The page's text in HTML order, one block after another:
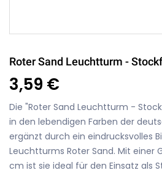
Roter Sand Leuchtturm -
3,59 €
Die "Roter Sand Leuchtturm -
in den lebendigen Farben der
ergänzt durch ein eindrucksvolles
Leuchtturms Roter Sand. Mit einer
cm ist sie ideal für den Einsatz als